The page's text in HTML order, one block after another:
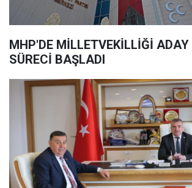
MHP'DE MİLLETVEKİLLİĞİ ADAY
SÜRECİ BAŞLADI